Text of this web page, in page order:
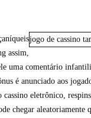
assim,
uma comentário
é anunciado aos
eletrônico,
chegar aleatoriamente